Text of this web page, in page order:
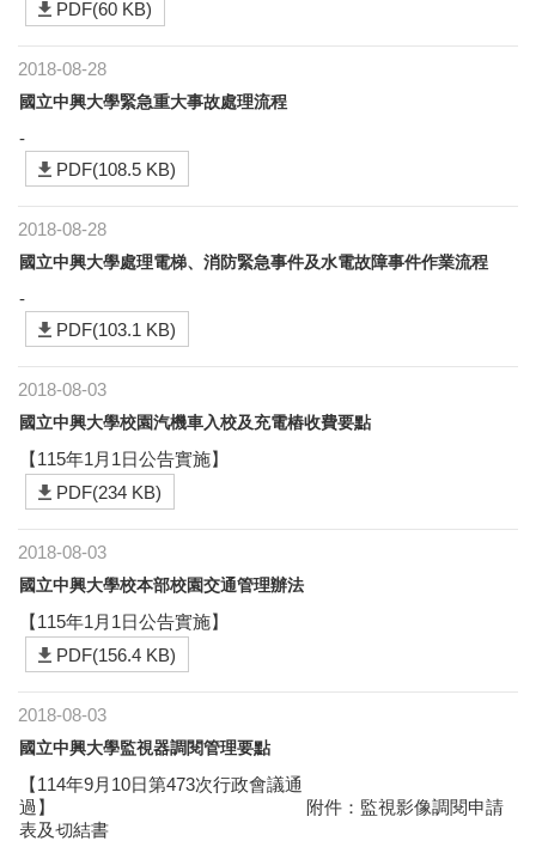
PDF(60 KB)
2018-08-28
國立中興大學緊急重大事故處理流程
-
PDF(108.5 KB)
2018-08-28
國立中興大學處理電梯、消防緊急事件及水電故障事件作業流程
-
PDF(103.1 KB)
2018-08-03
國立中興大學校園汽機車入校及充電樁收費要點
【115年1月1日公告實施】
PDF(234 KB)
2018-08-03
國立中興大學校本部校園交通管理辦法
【115年1月1日公告實施】
PDF(156.4 KB)
2018-08-03
國立中興大學監視器調閱管理要點
【114年9月10日第473次行政會議通
過】 附件：監視影像調閱申請
表及切結書